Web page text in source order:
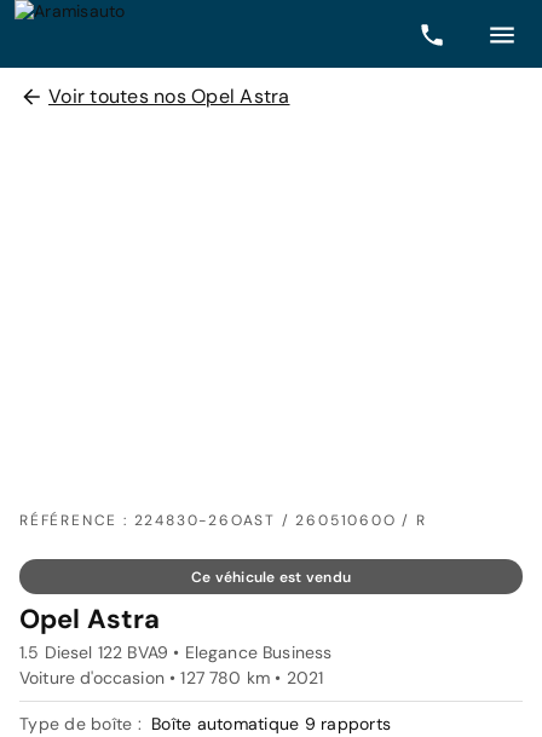
Voir toutes nos Opel Astra
RÉFÉRENCE : 224830-26OAST / 26051060O / R
Ce véhicule est vendu
Opel Astra
1.5 Diesel 122 BVA9 • Elegance Business
Voiture d'occasion • 127 780 km • 2021
Type de boîte : Boîte automatique 9 rapports